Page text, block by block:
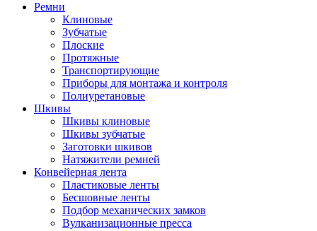
Ремни
Клиновые
Зубчатые
Плоские
Протяжные
Транспортирующие
Приборы для монтажа и контроля
Полиуретановые
Шкивы
Шкивы клиновые
Шкивы зубчатые
Заготовки шкивов
Натяжители ремней
Конвейерная лента
Пластиковые ленты
Бесшовные ленты
Подбор механических замков
Вулканизационные пресса